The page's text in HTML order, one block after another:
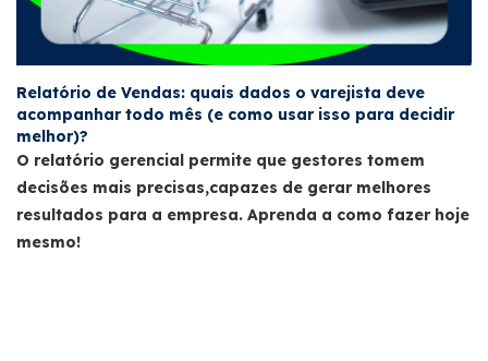
Relatório de Vendas: quais dados o varejista deve
acompanhar todo mês (e como usar isso para decidir
melhor)?
O relatório gerencial permite que gestores tomem
decisões mais precisas,capazes de gerar melhores
resultados para a empresa. Aprenda a como fazer hoje
mesmo!